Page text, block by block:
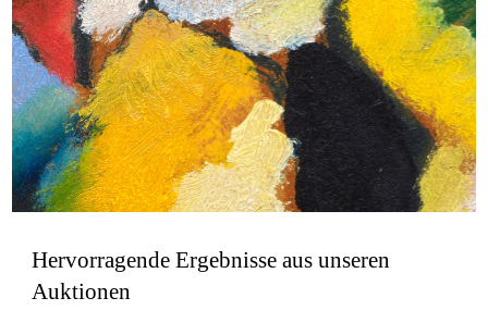
Hervorragende Ergebnisse aus unseren
Auktionen